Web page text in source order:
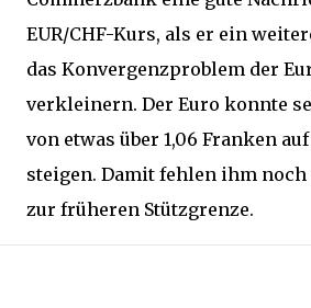
EUR/CHF-Kurs, als er ein
das Konvergenzproblem der
verkleinern. Der Euro konnte
von etwas über 1,06 Franken auf
steigen. Damit fehlen ihm noch
zur früheren Stützgrenze.